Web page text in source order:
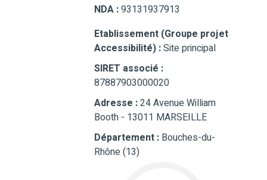
NDA :93131937913
Etablissement (Groupe projet
Accessibilité) :Site principal
SIRET associé :
87887903000020
Adresse :24 Avenue William
Booth - 13011 MARSEILLE
Département : Bouches-du-
Rhône (13)